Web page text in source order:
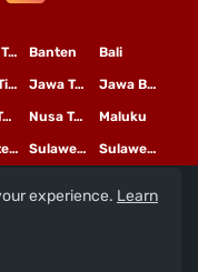
Bali
Banten
Buton Tengah
Jawa Barat
Jawa Tengah
Jawa Timur
Maluku
Nusa Tenggara Barat
Nusa Tenggara Timur
Sulawesi Tengah
Sulawesi Utara
Sumatera Barat
Mediatama
experience. Learn